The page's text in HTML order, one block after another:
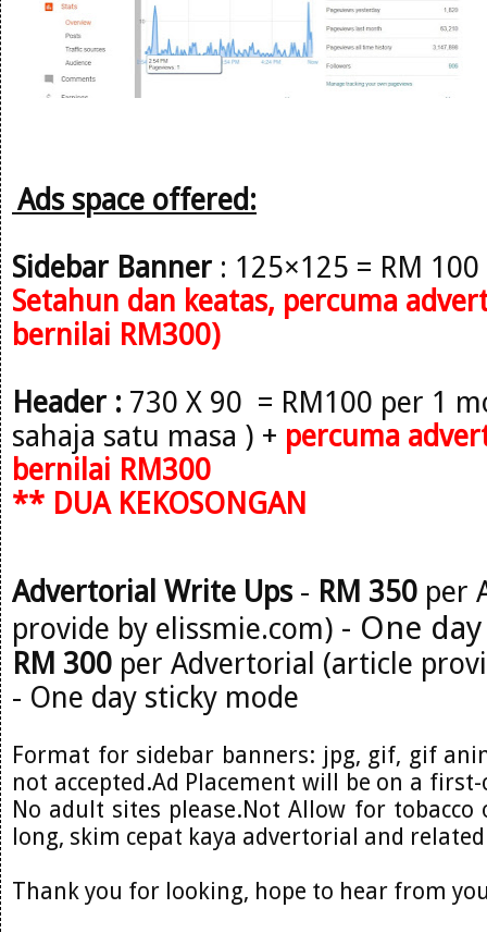
Ads space offered:
Sidebar Banner : 125×125 = RM
Setahun dan keatas, percuma
bernilai RM300)
Header : 730 X 90 = RM100 per 1
sahaja satu masa ) + percuma
bernilai RM300
** DUA KEKOSONGAN
Advertorial Write Ups - RM 350 per
provide by elissmie.com) - One
RM 300 per Advertorial (article
- One day sticky mode
Format for sidebar banners: jpg, gif, gif
not accepted.Ad Placement will be on a
No adult sites please.Not Allow for tobacco
long, skim cepat kaya advertorial and
Thank you for looking, hope to hear from